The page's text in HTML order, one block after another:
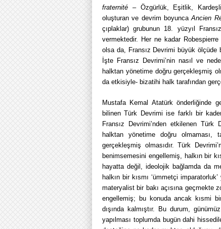
fraternité – Özgürlük, Eşitlik,
oluşturan ve devrim boyuncaAncien
çıplaklar) grubunun 18. yüzyıl
vermektedir. Her ne kadar Robespierre
olsa da, Fransız Devrimi büyük ölçüde
İşte Fransız Devrimi’nin nasıl ve
halktan yönetime doğru gerçekleşmiş
da etkisiyle- bizatihi halk tarafından
Mustafa Kemal Atatürk önderliğinde
bilinen Türk Devrimi ise farklı bir
Fransız Devrimi’nden etkilenen Türk
halktan yönetime doğru olmaması,
gerçekleşmiş olmasıdır. Türk
benimsemesini engellemiş, halkın bir
hayatta değil, ideolojik bağlamda da
halkın bir kısmı ‘ümmetçi
materyalist bir bakı açısına geçmekte
engellemiş; bu konuda ancak kısmi
dışında kalmıştır. Bu durum,
yapılması toplumda bugün dahi